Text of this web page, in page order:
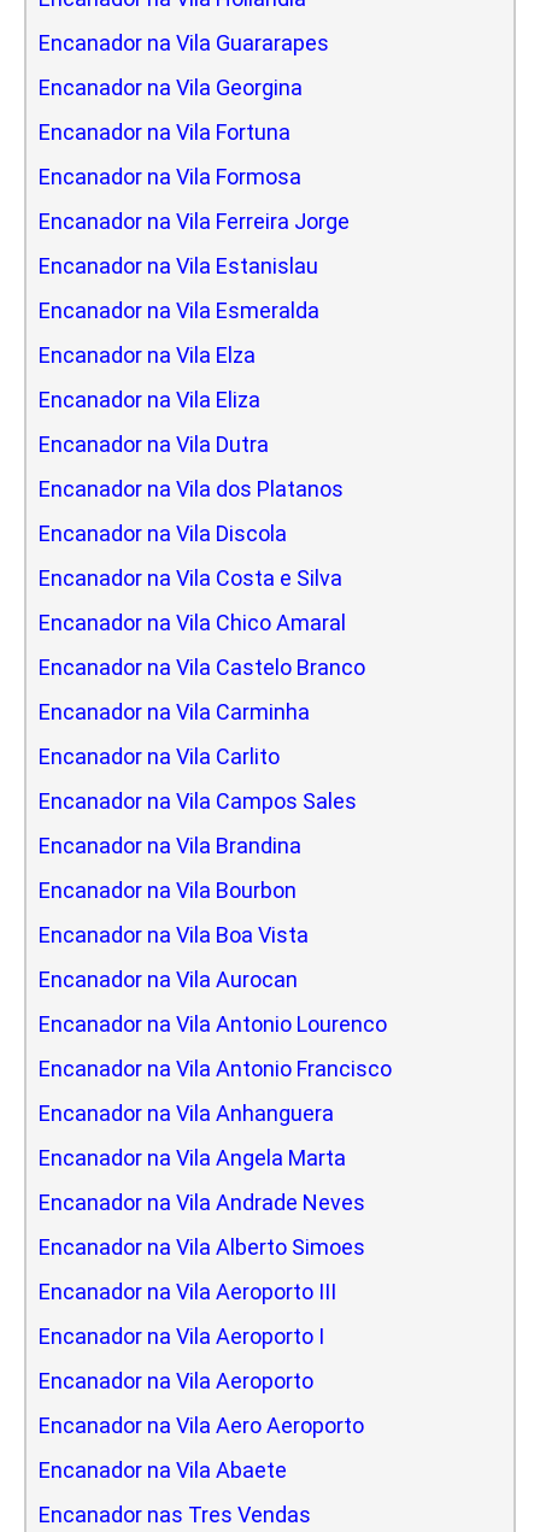
Encanador na Vila Guararapes
Encanador na Vila Georgina
Encanador na Vila Fortuna
Encanador na Vila Formosa
Encanador na Vila Ferreira Jorge
Encanador na Vila Estanislau
Encanador na Vila Esmeralda
Encanador na Vila Elza
Encanador na Vila Eliza
Encanador na Vila Dutra
Encanador na Vila dos Platanos
Encanador na Vila Discola
Encanador na Vila Costa e Silva
Encanador na Vila Chico Amaral
Encanador na Vila Castelo Branco
Encanador na Vila Carminha
Encanador na Vila Carlito
Encanador na Vila Campos Sales
Encanador na Vila Brandina
Encanador na Vila Bourbon
Encanador na Vila Boa Vista
Encanador na Vila Aurocan
Encanador na Vila Antonio Lourenco
Encanador na Vila Antonio Francisco
Encanador na Vila Anhanguera
Encanador na Vila Angela Marta
Encanador na Vila Andrade Neves
Encanador na Vila Alberto Simoes
Encanador na Vila Aeroporto III
Encanador na Vila Aeroporto I
Encanador na Vila Aeroporto
Encanador na Vila Aero Aeroporto
Encanador na Vila Abaete
Encanador nas Tres Vendas